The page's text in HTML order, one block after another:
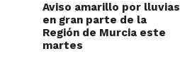
Aviso amarillo por lluvias
en gran parte de la
Región de Murcia este
martes